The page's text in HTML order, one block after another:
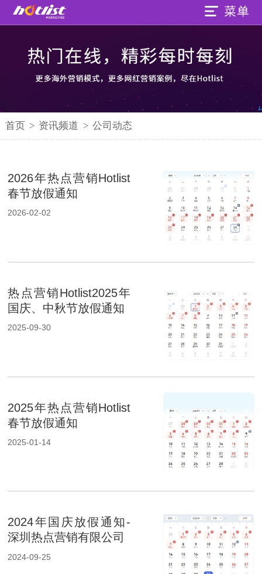
首页 > 资讯频道 > 公司动态
2026年热点营销Hotlist
春节放假通知
2026-02-02
热点营销Hotlist2025年
国庆、中秋节放假通知
2025-09-30
2025年热点营销Hotlist
春节放假通知
2025-01-14
2024年国庆放假通知-
深圳热点营销有限公司
2024-09-25